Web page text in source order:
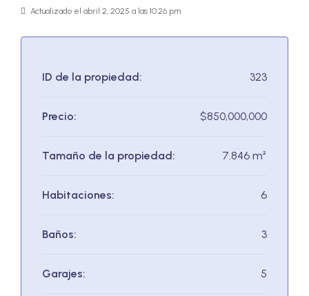
Actualizado el abril 2, 2025 a las 10:26 pm
ID de la propiedad: 323
Precio: $850,000,000
Tamaño de la propiedad: 7.846 m²
Habitaciones: 6
Baños: 3
Garajes: 5